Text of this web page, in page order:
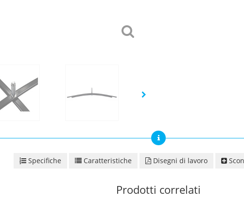
Specifiche Caratteristiche Disegni di lavoro
Prodotti correlati